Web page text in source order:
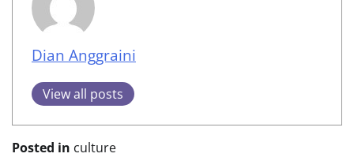
Dian Anggraini
View all posts
Posted in culture